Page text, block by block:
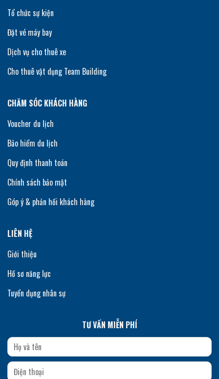
Tổ chức sự kiện
Đặt vé máy bay
Dịch vụ cho thuê xe
Cho thuê vật dụng Team Building
CHĂM SÓC KHÁCH HÀNG
Voucher du lịch
Bảo hiểm du lịch
Quy định thanh toán
Chính sách bảo mật
Góp ý & phản hồi khách hàng
LIÊN HỆ
Giới thiệu
Hồ sơ năng lực
Tuyển dụng nhân sự
TƯ VẤN MIỄN PHÍ